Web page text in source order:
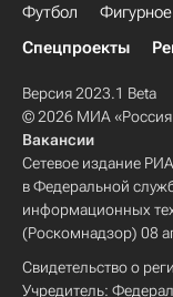
Футбол
Спецпроекты
Версия 2023.1 Beta
© 2026 МИА «Россия
Вакансии
Сетевое издание
в Федеральной
информационных
(Роскомнадзор) 08
Свидетельство о
Учредитель: